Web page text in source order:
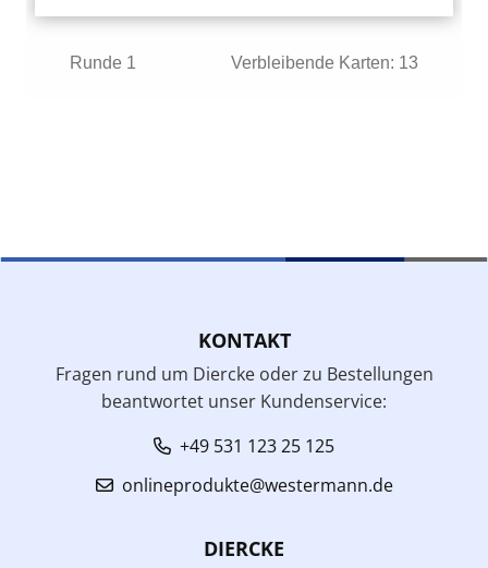
KONTAKT
Fragen rund um Diercke oder zu Bestellungen
beantwortet unser Kundenservice:
+49 531 123 25 125
onlineprodukte@westermann.de
DIERCKE